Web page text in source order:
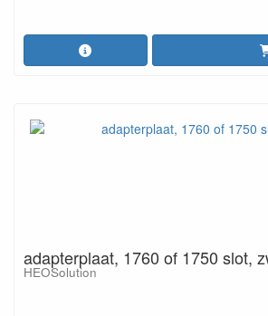
adapterplaat, 1760 of 1750 slot,
HEOSolution